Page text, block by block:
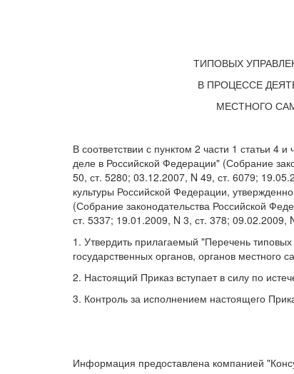
ТИПОВЫХ
В ПРОЦЕССЕ
МЕСТНОГО
В соответствии с пунктом 2 части 1 статьи
деле в Российской Федерации" (Собрание
50, ст. 5280; 03.12.2007, N 49, ст. 6079;
культуры Российской Федерации,
(Собрание законодательства Российской
ст. 5337; 19.01.2009, N 3, ст. 378;
1. Утвердить прилагаемый "Перечень
государственных органов, органов местного
2. Настоящий Приказ вступает в силу по
3. Контроль за исполнением настоящего
Информация предоставлена компанией